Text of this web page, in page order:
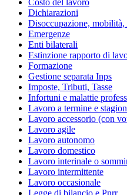
Costo del lavoro
Dichiarazioni
Disoccupazione,
Emergenze
Enti bilaterali
Estinzione rapporto di
Formazione
Gestione separata Inps
Imposte, Tributi, Tasse
Infortuni e malattie
Lavoro a termine e
Lavoro accessorio (con
Lavoro agile
Lavoro autonomo
Lavoro domestico
Lavoro interinale o
Lavoro intermittente
Lavoro occasionale